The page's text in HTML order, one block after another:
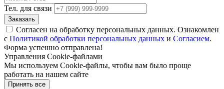
Тел. для связи
Заказать
Согласен на обработку персональных данных. Ознакомлен
с Политикой обработки персональных данных и Согласием.
Форма успешно отправлена!
Управления Cookie-файлами
Мы используем Cookie-файлы, чтобы вам было проще
работать на нашем сайте
Принять все